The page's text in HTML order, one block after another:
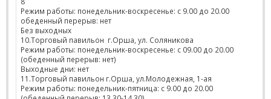
Режим работы: понедельник-воскресенье: с 9.00 до 20.00
обеденный перерыв: нет
Без выходных
10.Торговый павильон г.Орша, ул. Соляникова
Режим работы: понедельник-воскресенье: с 09.00 до 20.00
(обеденный перерыв: нет)
Выходные дни: нет
11.Торговый павильон г.Орша, ул.Молодежная, 1-ая
Режим работы: понедельник-пятница: с 9.00 до 20.00